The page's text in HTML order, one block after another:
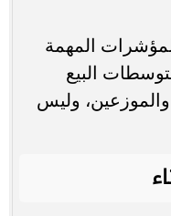
المهمة
البيع
والموزعين، وليس